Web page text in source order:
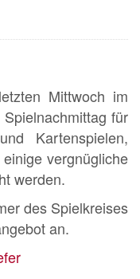
Mittwoch im
für
Kartenspielen,
vergnügliche
werden.
des Spielkreises
an.